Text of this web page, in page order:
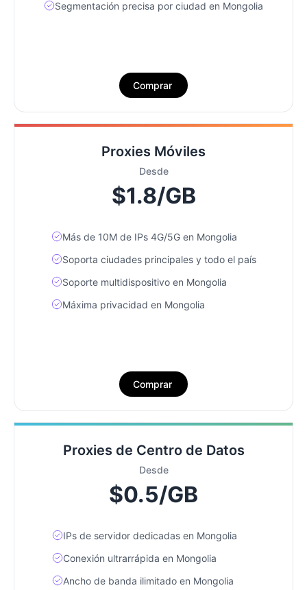
Segmentación precisa por ciudad en Mongolia
Comprar
Proxies Móviles
Desde
$1.8/GB
Más de 10M de IPs 4G/5G en Mongolia
Soporta ciudades principales y todo el país
Soporte multidispositivo en Mongolia
Máxima privacidad en Mongolia
Comprar
Proxies de Centro de Datos
Desde
$0.5/GB
IPs de servidor dedicadas en Mongolia
Conexión ultrarrápida en Mongolia
Ancho de banda ilimitado en Mongolia